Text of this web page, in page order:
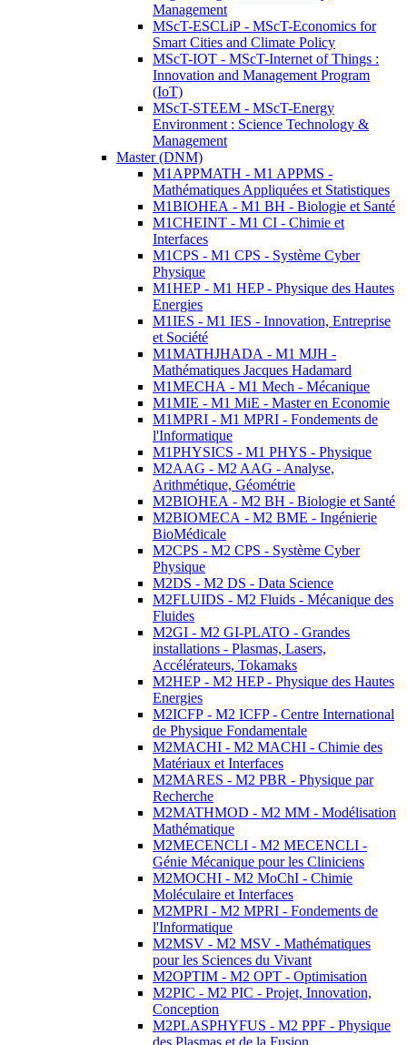
Management
MScT-ESCLiP - MScT-Economics for
Smart Cities and Climate Policy
MScT-IOT - MScT-Internet of Things :
Innovation and Management Program
(IoT)
MScT-STEEM - MScT-Energy
Environment : Science Technology &
Management
Master (DNM)
M1APPMATH - M1 APPMS -
Mathématiques Appliquées et Statistiques
M1BIOHEA - M1 BH - Biologie et Santé
M1CHEINT - M1 CI - Chimie et
Interfaces
M1CPS - M1 CPS - Système Cyber
Physique
M1HEP - M1 HEP - Physique des Hautes
Energies
M1IES - M1 IES - Innovation, Entreprise
et Société
M1MATHJHADA - M1 MJH -
Mathématiques Jacques Hadamard
M1MECHA - M1 Mech - Mécanique
M1MIE - M1 MiE - Master en Economie
M1MPRI - M1 MPRI - Fondements de
l'Informatique
M1PHYSICS - M1 PHYS - Physique
M2AAG - M2 AAG - Analyse,
Arithmétique, Géométrie
M2BIOHEA - M2 BH - Biologie et Santé
M2BIOMECA - M2 BME - Ingénierie
BioMédicale
M2CPS - M2 CPS - Système Cyber
Physique
M2DS - M2 DS - Data Science
M2FLUIDS - M2 Fluids - Mécanique des
Fluides
M2GI - M2 GI-PLATO - Grandes
installations - Plasmas, Lasers,
Accélérateurs, Tokamaks
M2HEP - M2 HEP - Physique des Hautes
Energies
M2ICFP - M2 ICFP - Centre International
de Physique Fondamentale
M2MACHI - M2 MACHI - Chimie des
Matériaux et Interfaces
M2MARES - M2 PBR - Physique par
Recherche
M2MATHMOD - M2 MM - Modélisation
Mathématique
M2MECENCLI - M2 MECENCLI -
Génie Mécanique pour les Cliniciens
M2MOCHI - M2 MoChI - Chimie
Moléculaire et Interfaces
M2MPRI - M2 MPRI - Fondements de
l'Informatique
M2MSV - M2 MSV - Mathématiques
pour les Sciences du Vivant
M2OPTIM - M2 OPT - Optimisation
M2PIC - M2 PIC - Projet, Innovation,
Conception
M2PLASPHYFUS - M2 PPF - Physique
des Plasmas et de la Fusion